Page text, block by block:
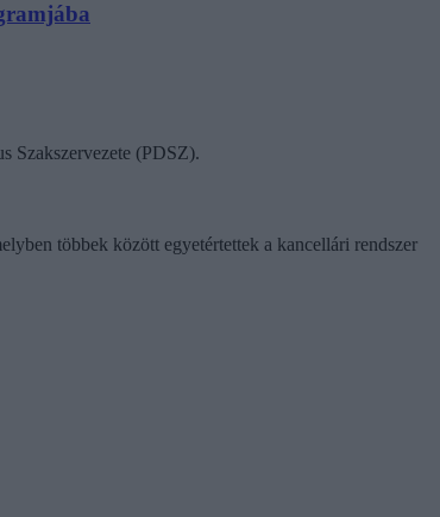
Szakszervezete (PDSZ).
többek között egyetértettek a kancellári rendszer